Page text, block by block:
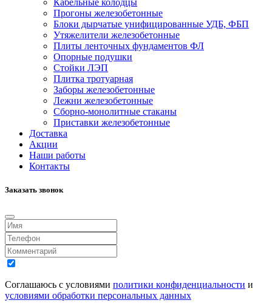
Прогоны железобетонные
Блоки дырчатые унифицированные УДБ, ФБП
Утяжелители железобетонные
Плиты ленточных фундаментов ФЛ
Опорные подушки
Стойки ЛЭП
Плитка тротуарная
Заборы железобетонные
Лежни железобетонные
Сборно-монолитные стаканы
Приставки железобетонные
Доставка
Акции
Наши работы
Контакты
Заказать звонок
Соглашаюсь с условиями политики конфиденциальности и
условиями обработки персональных данных